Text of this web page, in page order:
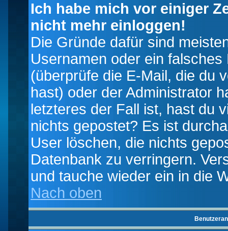
Ich habe mich vor einiger
nicht mehr einloggen!
Die Gründe dafür sind
Usernamen oder ein
(überprüfe die E-Mail, die du
hast) oder der Administrator
letzteres der Fall ist, hast du
nichts gepostet? Es ist
User löschen, die nichts
Datenbank zu verringern.
und tauche wieder ein in die
Nach oben